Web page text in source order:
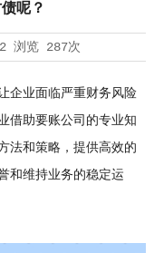
呢？
浏览 287次
业面临严重财务风险
借助要账公司的专业知
法和策略，提供高效的
和维持业务的稳定运